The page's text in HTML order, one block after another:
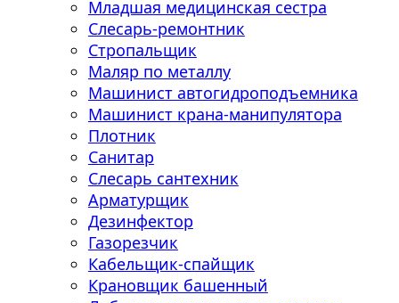
Младшая медицинская сестра
Слесарь-ремонтник
Стропальщик
Маляр по металлу
Машинист автогидроподъемника
Машинист крана-манипулятора
Плотник
Санитар
Слесарь сантехник
Арматурщик
Дезинфектор
Газорезчик
Кабельщик-спайщик
Крановщик башенный